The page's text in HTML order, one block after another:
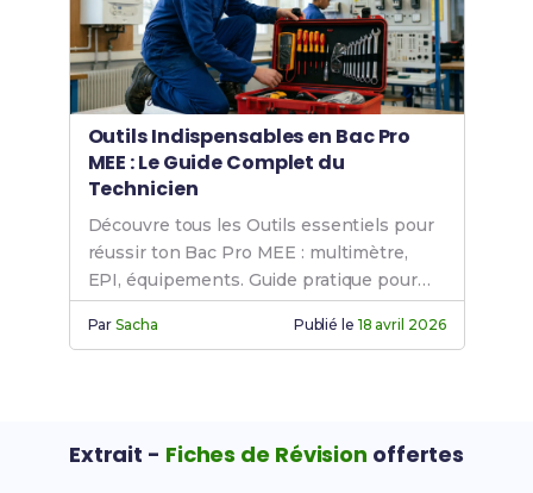
Outils Indispensables en Bac Pro
MEE : Le Guide Complet du
Technicien
Découvre tous les Outils essentiels pour
réussir ton Bac Pro MEE : multimètre,
EPI, équipements. Guide pratique pour
techniciens.
ParSacha Publié le 18 avril 2026
Extrait - Fiches de Révision offertes